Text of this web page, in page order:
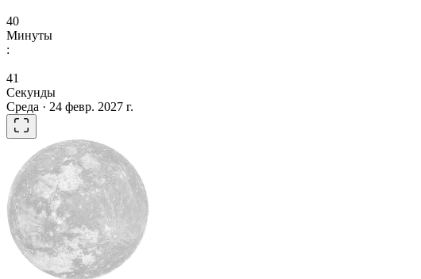
40
Минуты
:
40
Секунды
Среда · 24 февр. 2027 г.